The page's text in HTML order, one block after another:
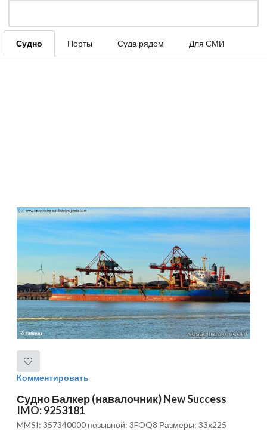
Судно Порты Суда рядом Для СМИ
Комментировать
Судно Балкер (навалочник) New Success
IMO: 9253181
MMSI: 357340000 позывной: 3FOQ8 Размеры: 33x225